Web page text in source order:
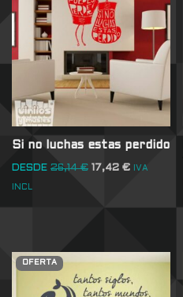
Si no luchas estas perdido
DESDE 26,14€ 17,42 € IVA
INCL
OFERTA